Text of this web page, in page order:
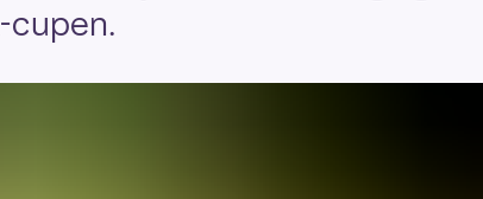
cupen.